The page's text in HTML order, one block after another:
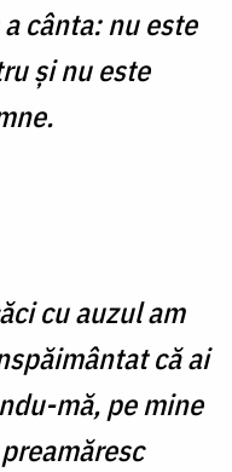
cânta: nu este
şi nu este
cu au­zul am
că ai
mă, pe mine